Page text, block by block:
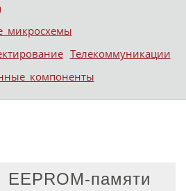
микросхемы
Телекоммуникации
компоненты
EEPROM-памяти